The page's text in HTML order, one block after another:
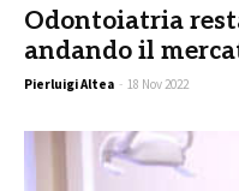
Odontoiatria
andando il
Pierluigi Altea - 18 Nov 2022